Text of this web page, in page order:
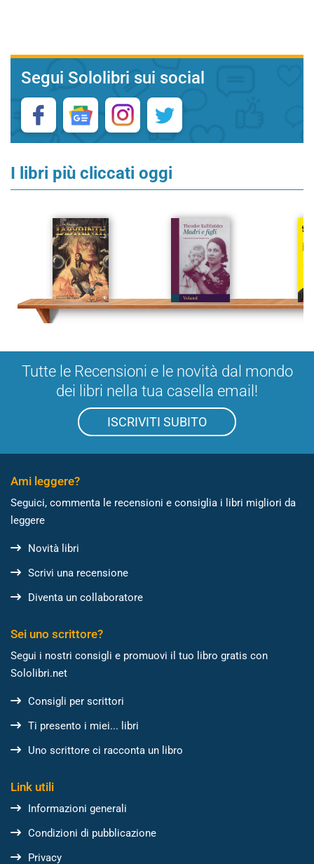
Segui Sololibri sui social
I libri più cliccati oggi
Tutte le Recensioni e le novità dal mondo
dei libri nella tua casella email!
ISCRIVITI SUBITO
Ami leggere?
Seguici, commenta le recensioni e consiglia i libri migliori da
leggere
Novità libri
Scrivi una recensione
Diventa un collaboratore
Sei uno scrittore?
Segui i nostri consigli e promuovi il tuo libro gratis con
Sololibri.net
Consigli per scrittori
Ti presento i miei... libri
Uno scrittore ci racconta un libro
Link utili
Informazioni generali
Condizioni di pubblicazione
Privacy